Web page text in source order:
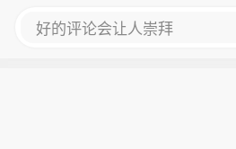
好的评论会让人崇拜